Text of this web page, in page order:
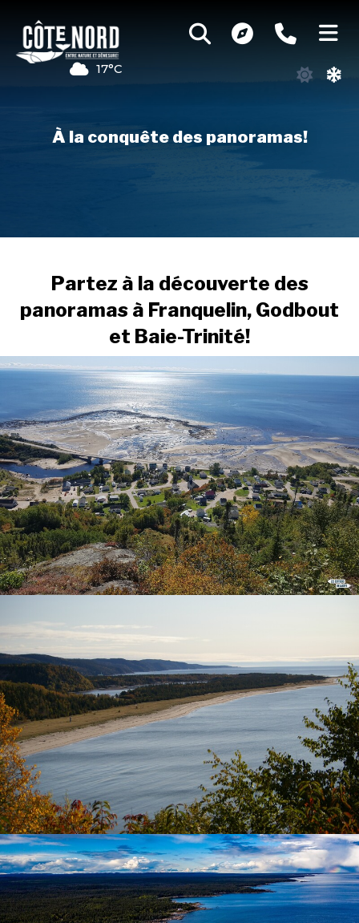
17°C
À la conquête des panoramas!
Partez à la découverte des
panoramas à Franquelin, Godbout
et Baie-Trinité!